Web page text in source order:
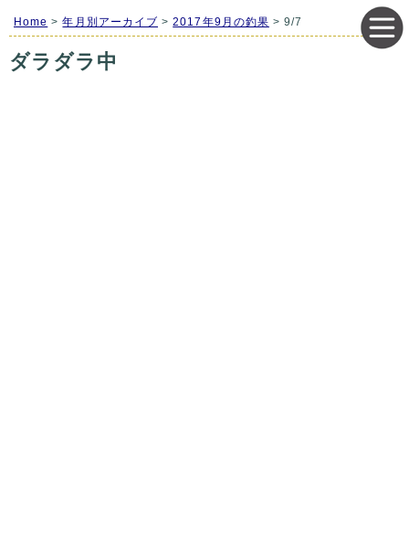
Home >年月別アーカイブ >2017年9月の釣果 > 9/7
ダラダラ中